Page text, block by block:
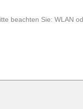
beachten Sie: WLAN